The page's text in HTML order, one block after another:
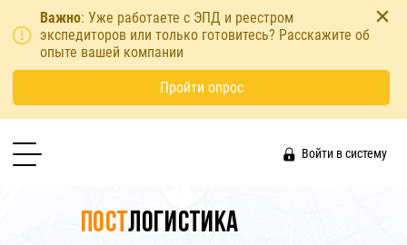
Важно: Уже работаете с ЭПД и реестром
экспедиторов или только готовитесь? Расскажите об
опыте вашей компании
Пройти опрос
Войти в систему
Постлогистика